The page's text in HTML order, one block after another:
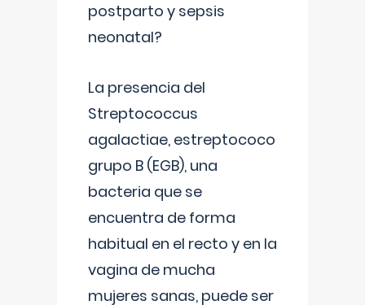
postparto y sepsis
neonatal?
La presencia del
Streptococcus
agalactiae, estreptococo
grupo B (EGB), una
bacteria que se
encuentra de forma
habitual en el recto y en la
vagina de mucha
mujeres sanas, puede ser